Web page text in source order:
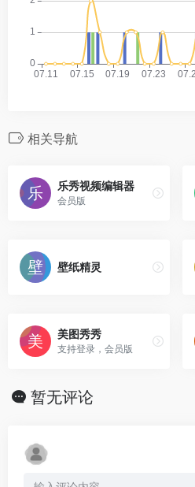
相关导航
乐秀视频编辑器
会员版
壁纸精灵
美图秀秀
支持登录，会员版
暂无评论